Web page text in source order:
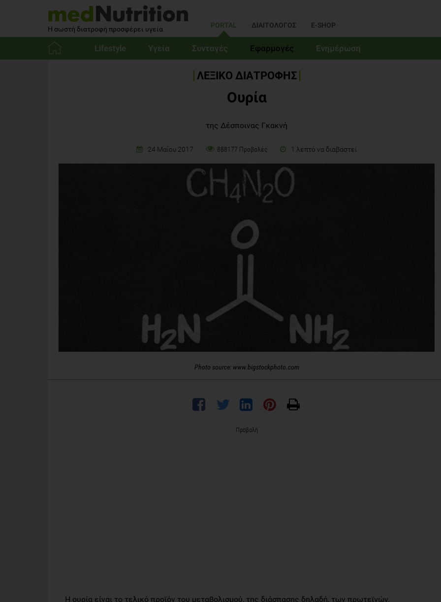
Η σωστή διατροφή προσφέρει υγεία PORTAL ΔΙΑΙΤΟΛΟΓΟΣ E-SHOP
Lifestyle Υγεία Συνταγές Εφαρμογές Ενημέρωση
ΛΕΞΙΚΟ ΔΙΑΤΡΟΦΗΣ
Ουρία
της Δέσποινας Γκακνή
24 Μαΐου 2017 888177 Προβολές 1 λεπτό να διαβαστεί
Photo source: www.bigstockphoto.com
Προβολή
Η ουρία είναι το τελικό προϊόν του μεταβολισμού, της διάσπασης δηλαδή, των πρωτεϊνών.